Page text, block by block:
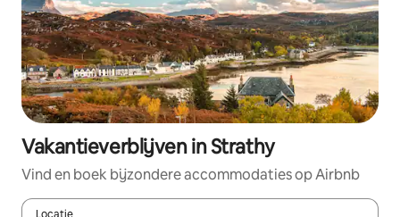
Vakantieverblijven in Strathy
Vind en boek bijzondere accommodaties op Airbnb